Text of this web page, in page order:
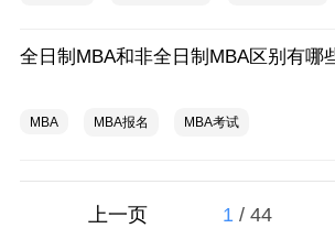
MBA MBA报名 MBA考试
上一页 1 / 44